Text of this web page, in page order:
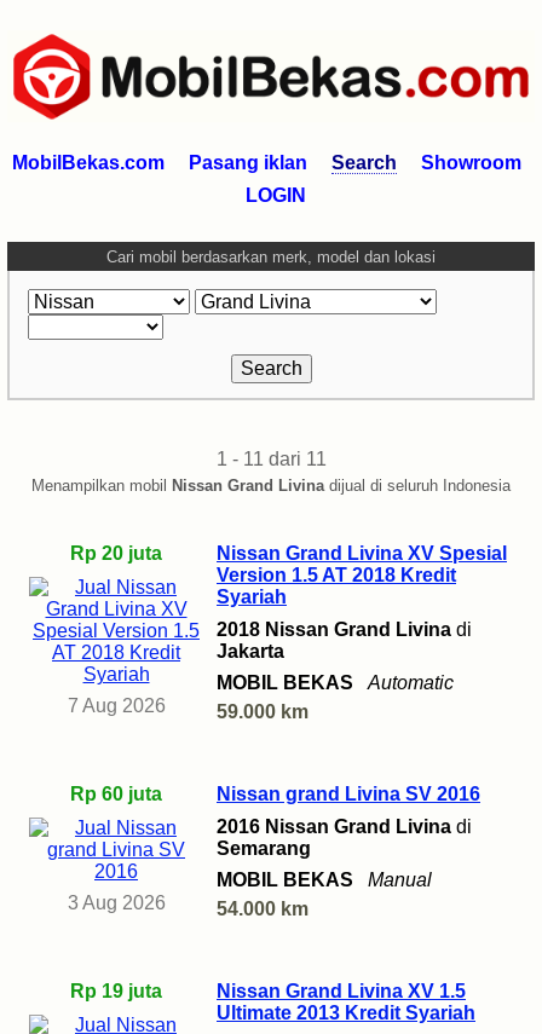
MobilBekas.com Pasang iklan Search
Showroom
LOGIN
Cari mobil berdasarkan merk, model dan lokasi
1 - 11 dari 11
Menampilkan mobil Nissan Grand Livinadijual di seluruh Indonesia
Rp 20 juta
7 Aug 2026
Nissan Grand Livina XV Spesial
Version 1.5 AT 2018 Kredit
Syariah
2018 Nissan Grand Livina di
Jakarta
MOBIL BEKAS
Automatic
59.000 km
Rp 60 juta
3 Aug 2026
Nissan grand Livina SV 2016
2016 Nissan Grand Livina di
Semarang
MOBIL BEKAS
Manual
54.000 km
Rp 19 juta
Nissan Grand Livina XV 1.5
Ultimate 2013 Kredit Syariah